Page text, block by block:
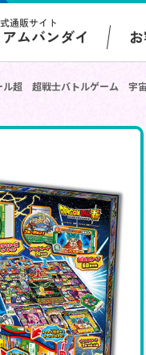
通販サイト
ムバンダイ
ル超 超戦士バトルゲーム 宇